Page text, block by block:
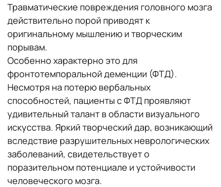
Травматические повреждения головного мозга
действительно порой приводят к
оригинальному мышлению и творческим
порывам.
Особенно характерно это для
фронтотемпоральной деменции (ФТД).
Несмотря на потерю вербальных
способностей, пациенты с ФТД проявляют
удивительный талант в области визуального
искусства. Яркий творческий дар, возникающий
вследствие разрушительных неврологических
заболеваний, свидетельствует о
поразительном потенциале и устойчивости
человеческого мозга.